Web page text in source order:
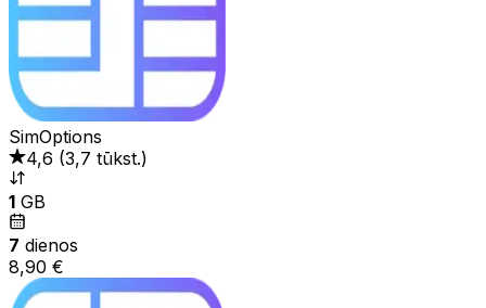
SimOptions
4,6 (3,7 tūkst.)
1 GB
7 dienos
8,90 €